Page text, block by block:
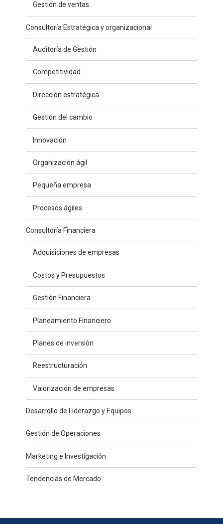
Gestión de ventas
Consultoría Estratégica y organizacional
Auditoría de Gestión
Competitividad
Dirección estratégica
Gestión del cambio
Innovación
Organización ágil
Pequeña empresa
Procesos ágiles
Consultoría Financiera
Adquisiciones de empresas
Costos y Presupuestos
Gestión Financiera
Planeamiento Financiero
Planes de inversión
Reestructuración
Valorización de empresas
Desarrollo de Liderazgo y Equipos
Gestión de Operaciones
Marketing e Investigación
Tendencias de Mercado